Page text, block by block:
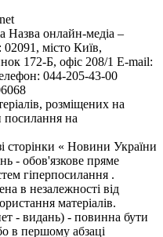
Назва онлайн-медіа –
місто Київ,
172-Б, офіс 208/1 E-mail:
044-205-43-00
розміщених на
посилання на
сторінки « Новини України
- обов'язкове пряме
гіперпосилання .
в незалежності від
матеріалів.
- видань) - повинна бути
в першому абзаці